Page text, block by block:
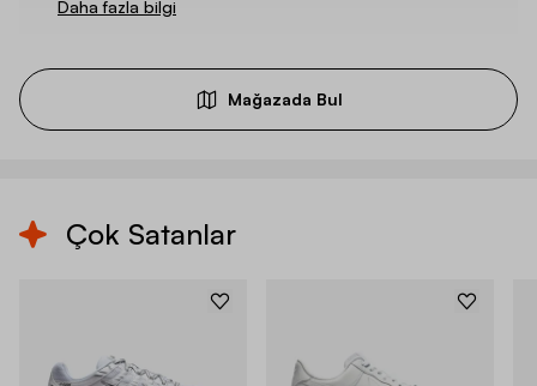
Daha fazla bilgi
Mağazada Bul
Çok Satanlar